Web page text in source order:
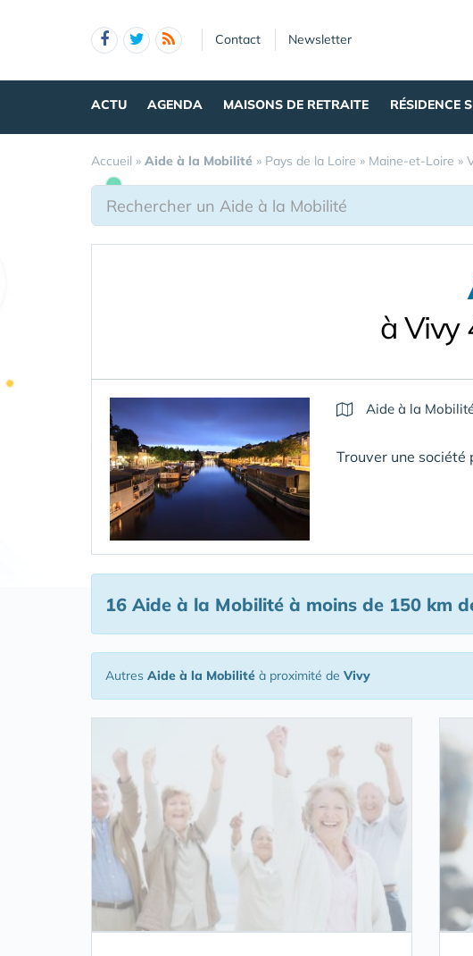
Contact Newsletter
ACTU AGENDA MAISONS DE RETRAITE RÉSIDENCE
Accueil » Aide à la Mobilité » Pays de la Loire » Maine-et-Loire »
à Vivy
Aide à la
Trouver une
16 Aide à la Mobilité à moins de 150 km
Autres Aide à la Mobilité à proximité de Vivy